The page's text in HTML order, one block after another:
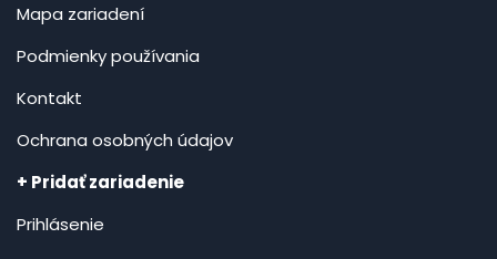
Mapa zariadení
Podmienky používania
Kontakt
Ochrana osobných údajov
+ Pridať zariadenie
Prihlásenie